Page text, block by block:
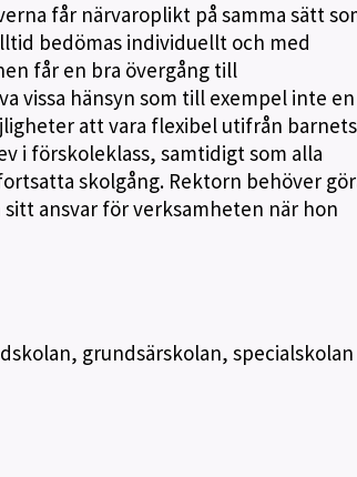
får närvaroplikt på samma sätt
bedömas individuellt och med
får en bra övergång till
vissa hänsyn som till exempel inte en
att vara flexibel utifrån barnets
i förskoleklass, samtidigt som alla
skolgång. Rektorn behöver
ansvar för verksamheten när hon
grundsärskolan, specialskolan